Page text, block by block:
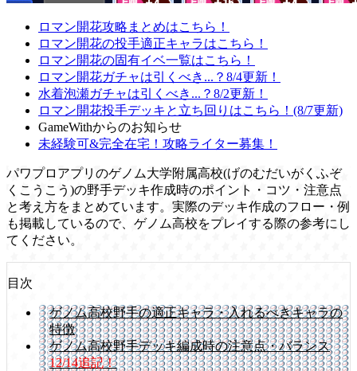
ロマン開花攻略まとめはこちら！
ロマン開花の投手適正キャラはこちら！
ロマン開花の固有イベ一覧はこちら！
ロマン開花ガチャは引くべき...？8/4更新！
水着泡瀬ガチャは引くべき...？8/2更新！
ロマン開花投手デッキと立ち回りはこちら！(8/7更新)
GameWithからのお知らせ
未経験可&完全在宅！攻略ライター募集！
パワプロアプリのゲノム大学附属高校(げのむだいがくふぞ
くこうこう)の野手デッキ作成時のポイント・コツ・注意点
と考え方をまとめています。実際のデッキ作成のフロー・例
も掲載しているので、ゲノム高校をプレイする際の参考にし
てください。
目次
ゲノム高校野手の適正キャラ・入れるべきキャラの
特徴
ゲノム高校野手デッキ編成時の注意点・バランス
12/14追記！